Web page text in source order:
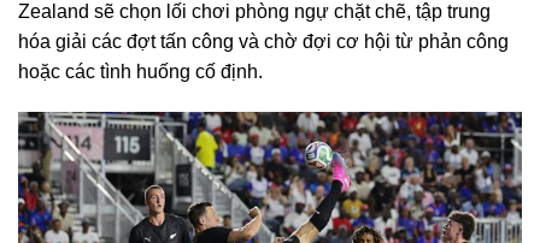
Zealand sẽ chọn lối chơi phòng ngự chặt chẽ, tập trung
hóa giải các đợt tấn công và chờ đợi cơ hội từ phản công
hoặc các tình huống cố định.